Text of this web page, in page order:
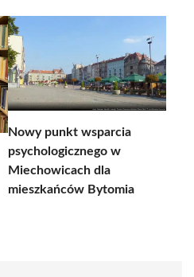
Nowy punkt wsparcia
psychologicznego w
Miechowicach dla
mieszkańców Bytomia